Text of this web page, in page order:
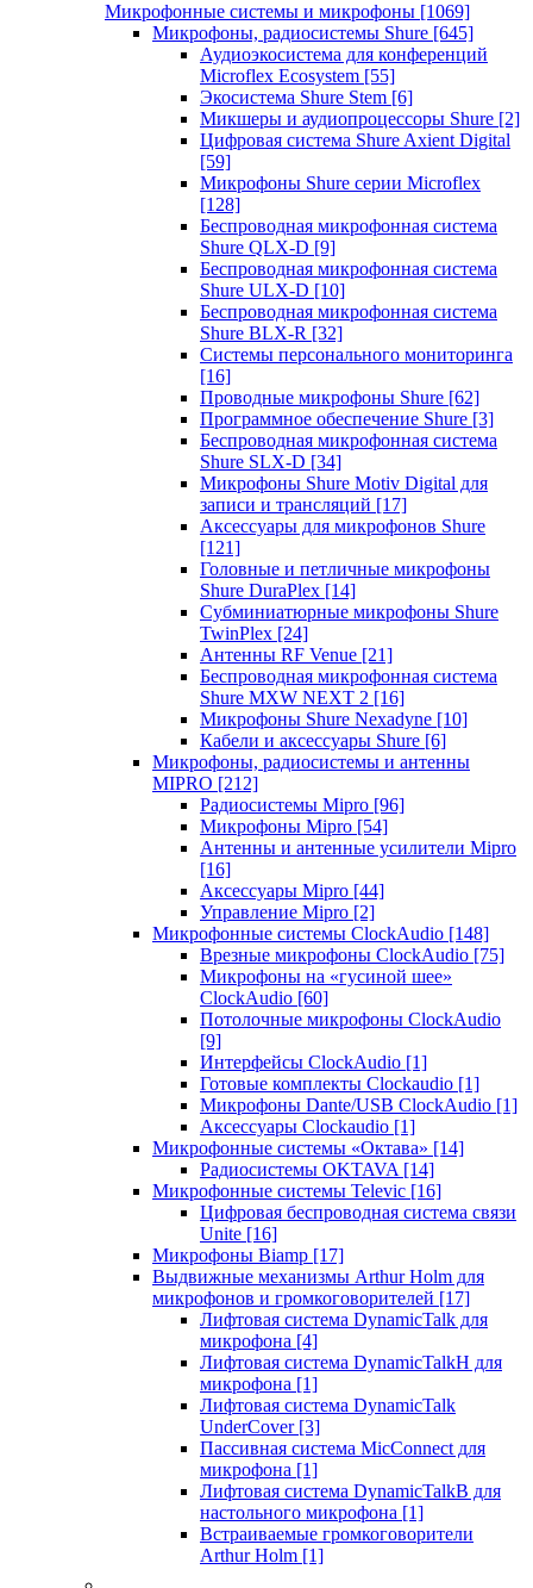
Микрофонные системы и микрофоны [1069]
Микрофоны, радиосистемы Shure [645]
Аудиоэкосистема для конференций
Microflex Ecosystem [55]
Экосистема Shure Stem [6]
Микшеры и аудиопроцессоры Shure [2]
Цифровая система Shure Axient Digital
[59]
Микрофоны Shure серии Microflex
[128]
Беспроводная микрофонная система
Shure QLX-D [9]
Беспроводная микрофонная система
Shure ULX-D [10]
Беспроводная микрофонная система
Shure BLX-R [32]
Системы персонального мониторинга
[16]
Проводные микрофоны Shure [62]
Программное обеспечение Shure [3]
Беспроводная микрофонная система
Shure SLX-D [34]
Микрофоны Shure Motiv Digital для
записи и трансляций [17]
Аксессуары для микрофонов Shure
[121]
Головные и петличные микрофоны
Shure DuraPlex [14]
Субминиатюрные микрофоны Shure
TwinPlex [24]
Антенны RF Venue [21]
Беспроводная микрофонная система
Shure MXW NEXT 2 [16]
Микрофоны Shure Nexadyne [10]
Кабели и аксессуары Shure [6]
Микрофоны, радиосистемы и антенны
MIPRO [212]
Радиосистемы Mipro [96]
Микрофоны Mipro [54]
Антенны и антенные усилители Mipro
[16]
Аксессуары Mipro [44]
Управление Mipro [2]
Микрофонные системы ClockAudio [148]
Врезные микрофоны ClockAudio [75]
Микрофоны на «гусиной шее»
ClockAudio [60]
Потолочные микрофоны ClockAudio
[9]
Интерфейсы ClockAudio [1]
Готовые комплекты Clockaudio [1]
Микрофоны Dante/USB ClockAudio [1]
Аксессуары Clockaudio [1]
Микрофонные системы «Октава» [14]
Радиосистемы OKTAVA [14]
Микрофонные системы Televic [16]
Цифровая беспроводная система связи
Unite [16]
Микрофоны Biamp [17]
Выдвижные механизмы Arthur Holm для
микрофонов и громкоговорителей [17]
Лифтовая система DynamicTalk для
микрофона [4]
Лифтовая система DynamicTalkH для
микрофона [1]
Лифтовая система DynamicTalk
UnderCover [3]
Пассивная система MicConnect для
микрофона [1]
Лифтовая система DynamicTalkB для
настольного микрофона [1]
Встраиваемые громкоговорители
Arthur Holm [1]